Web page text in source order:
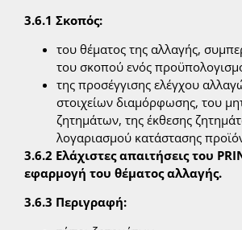
3.6.1 Σκοπός:
του θέματος της αλλαγής,
του σκοπού ενός
της προσέγγισης ελέγχου
στοιχείων διαμόρφωσης, του
ζητημάτων, της έκθεσης
λογαριασμού κατάστασης
3.6.2 Ελάχιστες απαιτήσεις του
εφαρμογή του θέματος αλλαγής.
3.6.3 Περιγραφή: